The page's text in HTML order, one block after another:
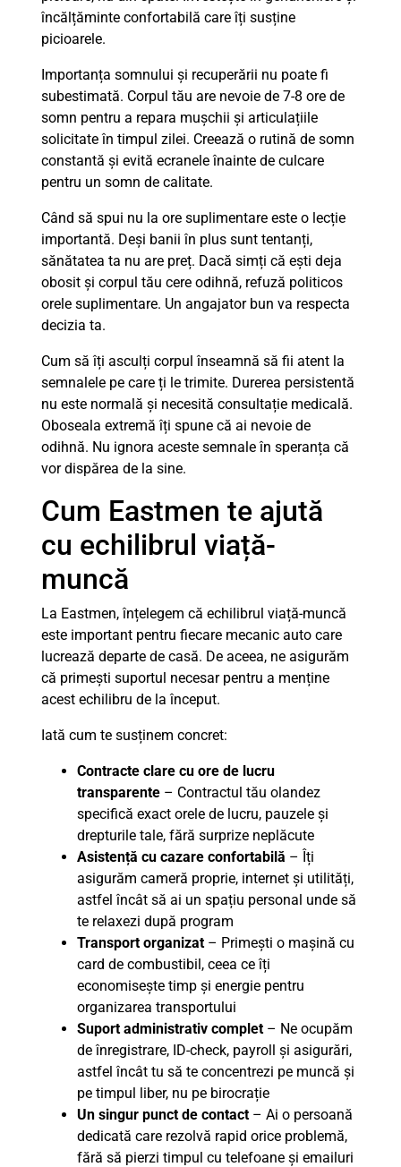
încălțăminte confortabilă care îți susține
picioarele.
Importanța somnului și recuperării nu poate fi
subestimată. Corpul tău are nevoie de 7-8 ore de
somn pentru a repara mușchii și articulațiile
solicitate în timpul zilei. Creează o rutină de somn
constantă și evită ecranele înainte de culcare
pentru un somn de calitate.
Când să spui nu la ore suplimentare este o lecție
importantă. Deși banii în plus sunt tentanți,
sănătatea ta nu are preț. Dacă simți că ești deja
obosit și corpul tău cere odihnă, refuză politicos
orele suplimentare. Un angajator bun va respecta
decizia ta.
Cum să îți asculți corpul înseamnă să fii atent la
semnalele pe care ți le trimite. Durerea persistentă
nu este normală și necesită consultație medicală.
Oboseala extremă îți spune că ai nevoie de
odihnă. Nu ignora aceste semnale în speranța că
vor dispărea de la sine.
Cum Eastmen te ajută
cu echilibrul viață-
muncă
La Eastmen, înțelegem că echilibrul viață-muncă
este important pentru fiecare mecanic auto care
lucrează departe de casă. De aceea, ne asigurăm
că primești suportul necesar pentru a menține
acest echilibru de la început.
Iată cum te susținem concret:
Contracte clare cu ore de lucru
transparente – Contractul tău olandez
specifică exact orele de lucru, pauzele și
drepturile tale, fără surprize neplăcute
Asistență cu cazare confortabilă – Îți
asigurăm cameră proprie, internet și utilități,
astfel încât să ai un spațiu personal unde să
te relaxezi după program
Transport organizat – Primești o mașină cu
card de combustibil, ceea ce îți
economisește timp și energie pentru
organizarea transportului
Suport administrativ complet – Ne ocupăm
de înregistrare, ID-check, payroll și asigurări,
astfel încât tu să te concentrezi pe muncă și
pe timpul liber, nu pe birocrație
Un singur punct de contact – Ai o persoană
dedicată care rezolvă rapid orice problemă,
fără să pierzi timpul cu telefoane și emailuri